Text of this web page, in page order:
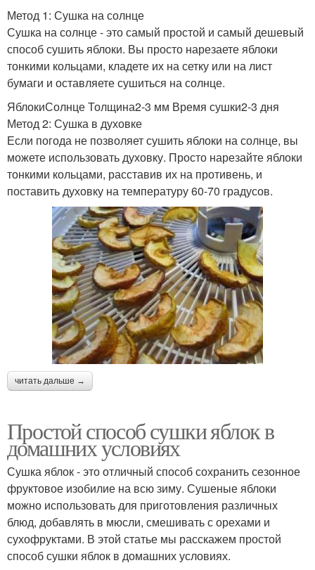
Метод 1: Сушка на солнце
Сушка на солнце - это самый простой и самый дешевый
способ сушить яблоки. Вы просто нарезаете яблоки
тонкими кольцами, кладете их на сетку или на лист
бумаги и оставляете сушиться на солнце.
ЯблокиСолнце Толщина2-3 мм Время сушки2-3 дня
Метод 2: Сушка в духовке
Если погода не позволяет сушить яблоки на солнце, вы
можете использовать духовку. Просто нарезайте яблоки
тонкими кольцами, расставив их на противень, и
поставить духовку на температуру 60-70 градусов.
читать дальше →
Простой способ сушки яблок в
домашних условиях
Сушка яблок - это отличный способ сохранить сезонное
фруктовое изобилие на всю зиму. Сушеные яблоки
можно использовать для приготовления различных
блюд, добавлять в мюсли, смешивать с орехами и
сухофруктами. В этой статье мы расскажем простой
способ сушки яблок в домашних условиях.